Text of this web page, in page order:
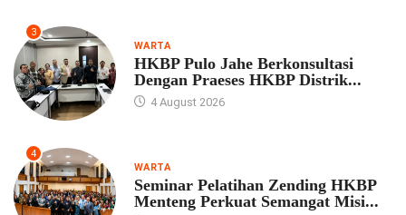
3
WARTA
HKBP Pulo Jahe Berkonsultasi
Dengan Praeses HKBP Distrik...
4 August 2026
4
WARTA
Seminar Pelatihan Zending HKBP
Menteng Perkuat Semangat Misi...